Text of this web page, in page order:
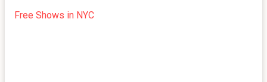
Free Shows in NYC